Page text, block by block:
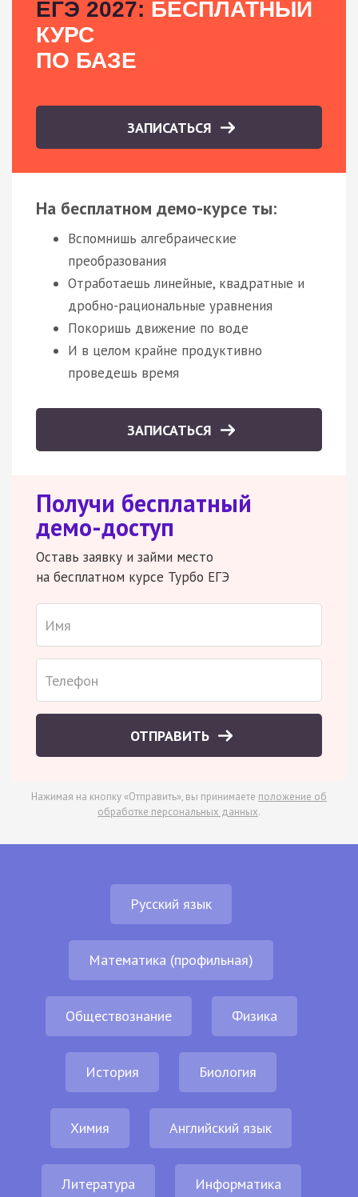
ЕГЭ 2027: БЕСПЛАТНЫЙ
КУРС
ПО БАЗЕ
ЗАПИСАТЬСЯ
На бесплатном демо-курсе ты:
Вспомнишь алгебраические
преобразования
Отработаешь линейные, квадратные и
дробно-рациональные уравнения
Покоришь движение по воде
И в целом крайне продуктивно
проведешь время
ЗАПИСАТЬСЯ
Получи бесплатный
демо-доступ
Оставь заявку и займи место
на бесплатном курсе Турбо ЕГЭ
ОТПРАВИТЬ
Нажимая на кнопку «Отправить», вы принимаете положение об
обработке персональных данных.
Русский язык
Математика (профильная)
Обществознание Физика
История Биология
Химия Английский язык
Литература Информатика